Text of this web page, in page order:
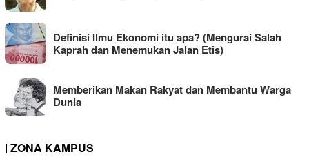
Definisi Ilmu Ekonomi itu apa? (Mengurai Salah
Kaprah dan Menemukan Jalan Etis)
Memberikan Makan Rakyat dan Membantu Warga
Dunia
| ZONA KAMPUS